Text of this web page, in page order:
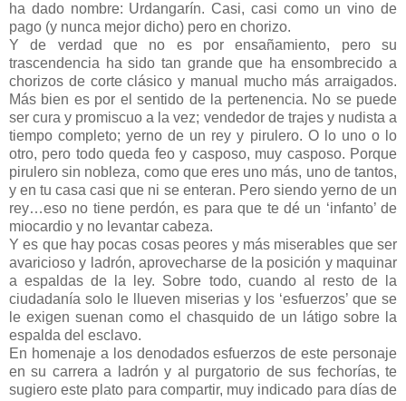
ha dado nombre: Urdangarín. Casi, casi como un vino de
pago (y nunca mejor dicho) pero en chorizo.
Y de verdad que no es por ensañamiento, pero su
trascendencia ha sido tan grande que ha ensombrecido a
chorizos de corte clásico y manual mucho más arraigados.
Más bien es por el sentido de la pertenencia. No se puede
ser cura y promiscuo a la vez; vendedor de trajes y nudista a
tiempo completo; yerno de un rey y pirulero. O lo uno o lo
otro, pero todo queda feo y casposo, muy casposo. Porque
pirulero sin nobleza, como que eres uno más, uno de tantos,
y en tu casa casi que ni se enteran. Pero siendo yerno de un
rey…eso no tiene perdón, es para que te dé un ‘infanto’ de
miocardio y no levantar cabeza.
Y es que hay pocas cosas peores y más miserables que ser
avaricioso y ladrón, aprovecharse de la posición y maquinar
a espaldas de la ley. Sobre todo, cuando al resto de la
ciudadanía solo le llueven miserias y los ‘esfuerzos’ que se
le exigen suenan como el chasquido de un látigo sobre la
espalda del esclavo.
En homenaje a los denodados esfuerzos de este personaje
en su carrera a ladrón y al purgatorio de sus fechorías, te
sugiero este plato para compartir, muy indicado para días de